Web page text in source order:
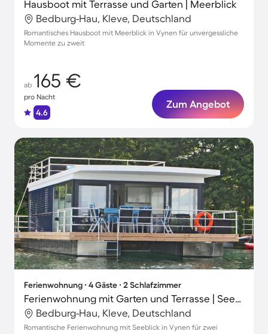
Hausboot mit Terrasse und Garten | Meerblick
Bedburg-Hau, Kleve, Deutschland
Romantisches Hausboot mit Meerblick in Vynen für unvergessliche
Momente zu zweit
ab 165 €
pro Nacht
4.6
Zum Angebot
Ferienwohnung ∙ 4 Gäste ∙ 2 Schlafzimmer
Ferienwohnung mit Garten und Terrasse | Seeblick
Bedburg-Hau, Kleve, Deutschland
Romantische Ferienwohnung mit Seeblick in Vynen für zwei